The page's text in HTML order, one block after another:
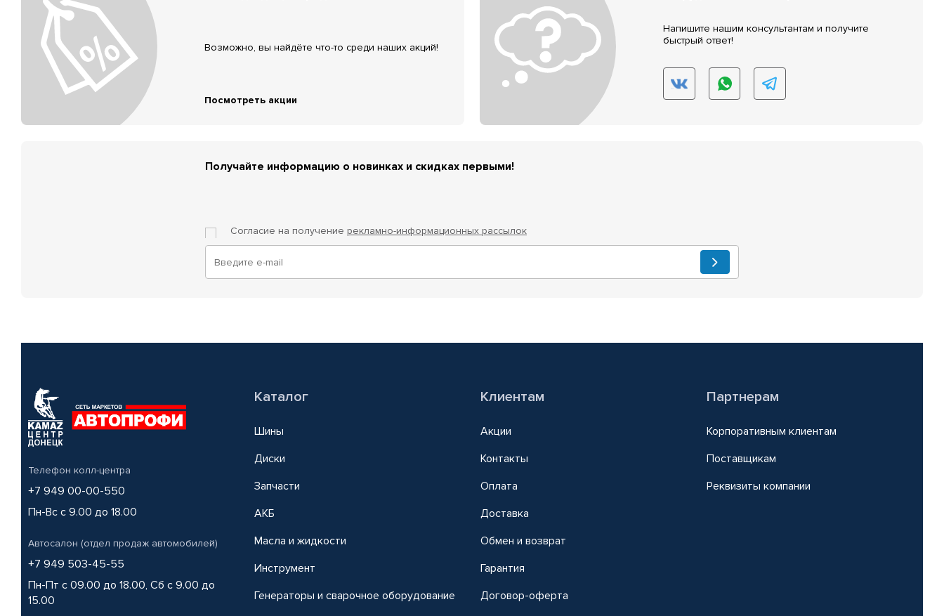
Возможно, вы найдёте что-то среди наших акций!
Посмотреть акции
Напишите нашим консультантам и получите
быстрый ответ!
Получайте информацию о новинках и скидках первыми!
Согласие на получение рекламно-информационных рассылок
Телефон колл-центра
+7 949 00-00-550
Пн-Вс с 9.00 до 18.00
Автосалон (отдел продаж автомобилей)
+7 949 503-45-55
Пн-Пт с 09.00 до 18.00, Сб с 9.00 до
15.00
Каталог
Шины
Диски
Запчасти
АКБ
Масла и жидкости
Инструмент
Генераторы и сварочное оборудование
Клиентам
Акции
Контакты
Оплата
Доставка
Обмен и возврат
Гарантия
Договор-оферта
Партнерам
Корпоративным клиентам
Поставщикам
Реквизиты компании